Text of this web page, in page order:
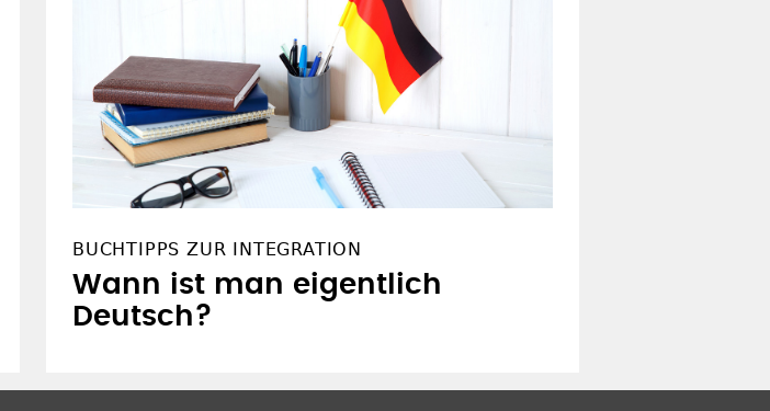
BUCHTIPPS ZUR INTEGRATION
Wann ist man eigentlich
Deutsch?